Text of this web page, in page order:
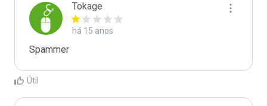
Tokage
há 15 anos
Spammer
Útil